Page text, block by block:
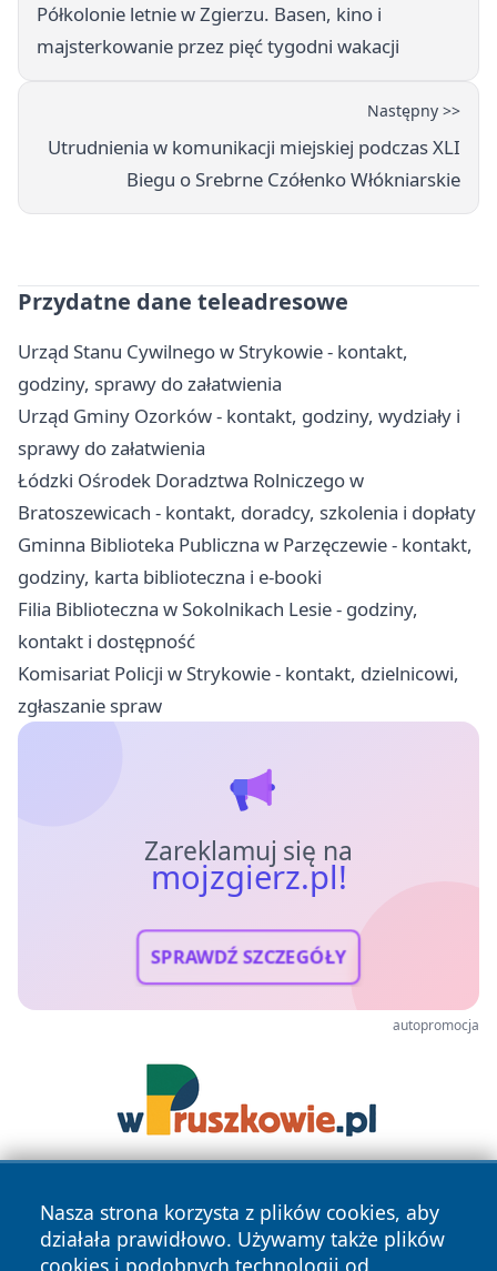
Półkolonie letnie w Zgierzu. Basen, kino i
majsterkowanie przez pięć tygodni wakacji
Następny >>
Utrudnienia w komunikacji miejskiej podczas XLI
Biegu o Srebrne Czółenko Włókniarskie
Przydatne dane teleadresowe
Urząd Stanu Cywilnego w Strykowie - kontakt,
godziny, sprawy do załatwienia
Urząd Gminy Ozorków - kontakt, godziny, wydziały i
sprawy do załatwienia
Łódzki Ośrodek Doradztwa Rolniczego w
Bratoszewicach - kontakt, doradcy, szkolenia i dopłaty
Gminna Biblioteka Publiczna w Parzęczewie - kontakt,
godziny, karta biblioteczna i e-booki
Filia Biblioteczna w Sokolnikach Lesie - godziny,
kontakt i dostępność
Komisariat Policji w Strykowie - kontakt, dzielnicowi,
zgłaszanie spraw
Zareklamuj się na
mojzgierz.pl!
SPRAWDŹ SZCZEGÓŁY
autopromocja
Nasza strona korzysta z plików cookies, aby
działała prawidłowo. Używamy także plików
cookies i podobnych technologii od